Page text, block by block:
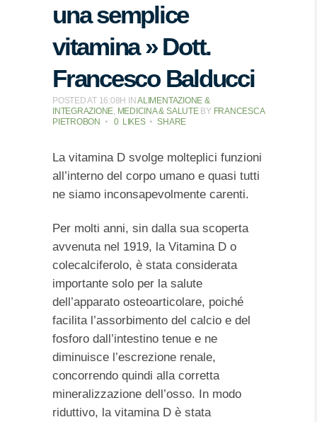
una semplice
vitamina » Dott.
Francesco Balducci
POSTED AT 16:08H INALIMENTAZIONE &
INTEGRAZIONE, MEDICINA & SALUTE BY FRANCESCA
PIETROBON
0 LIKES SHARE
La vitamina D svolge molteplici funzioni
all’interno del corpo umano e quasi tutti
ne siamo inconsapevolmente carenti.
Per molti anni, sin dalla sua scoperta
avvenuta nel 1919, la Vitamina D o
colecalciferolo, è stata considerata
importante solo per la salute
dell’apparato osteoarticolare, poiché
facilita l’assorbimento del calcio e del
fosforo dall’intestino tenue e ne
diminuisce l’escrezione renale,
concorrendo quindi alla corretta
mineralizzazione dell’osso. In modo
riduttivo, la vitamina D è stata